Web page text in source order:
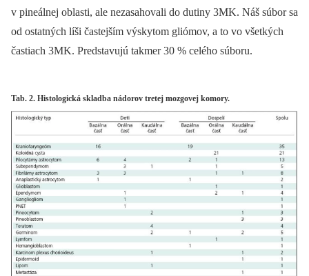
v pineálnej oblasti, ale nezasahovali do dutiny 3MK. Náš súbor sa
od ostatných líši častejším výskytom gliómov, a to vo všetkých
častiach 3MK. Predstavujú takmer 30 % celého súboru.
Tab. 2. Histologická skladba nádorov tretej mozgovej komory.